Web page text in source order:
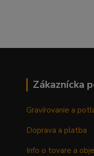
Zákaznícka
Gravírovanie a
Doprava a platba
Info o tovare a